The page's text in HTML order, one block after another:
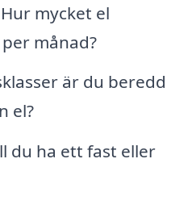
Hur mycket el
månad?
är du beredd
el?
du ha ett fast eller